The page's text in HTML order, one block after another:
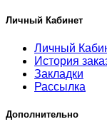
Личный Кабинет
Личный
История
Закладки
Рассылка
Дополнительно